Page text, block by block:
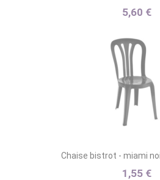
5,60 €
Chaise bistrot - miami
1,55 €